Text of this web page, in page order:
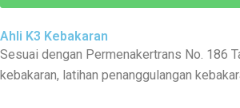
Ahli K3 Kebakaran
Sesuai dengan Permenakertrans No. 186
kebakaran, latihan penanggulangan